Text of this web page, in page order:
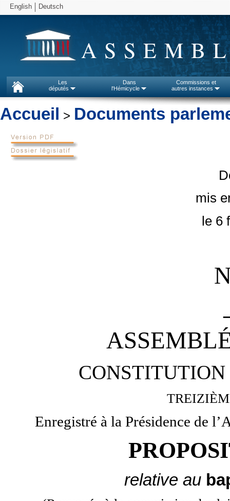
English Deutsch
Les
députés
Dans
l'Hémicycle
Commissions et
autres instances
Accueil > Documents
mis
le 6
Enregistré à la Présidence de
relative au